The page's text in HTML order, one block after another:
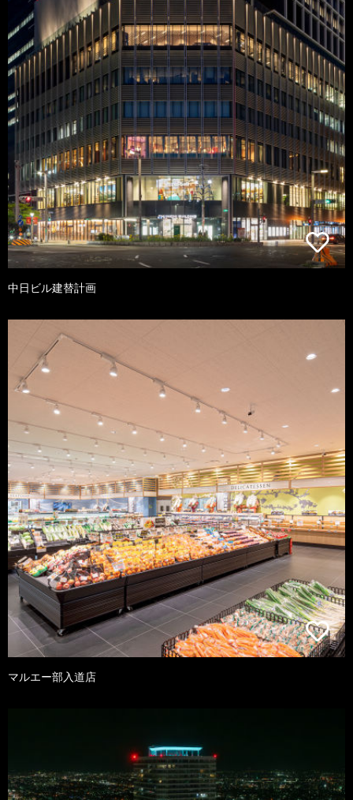
中日ビル建替計画
マルエー部入道店